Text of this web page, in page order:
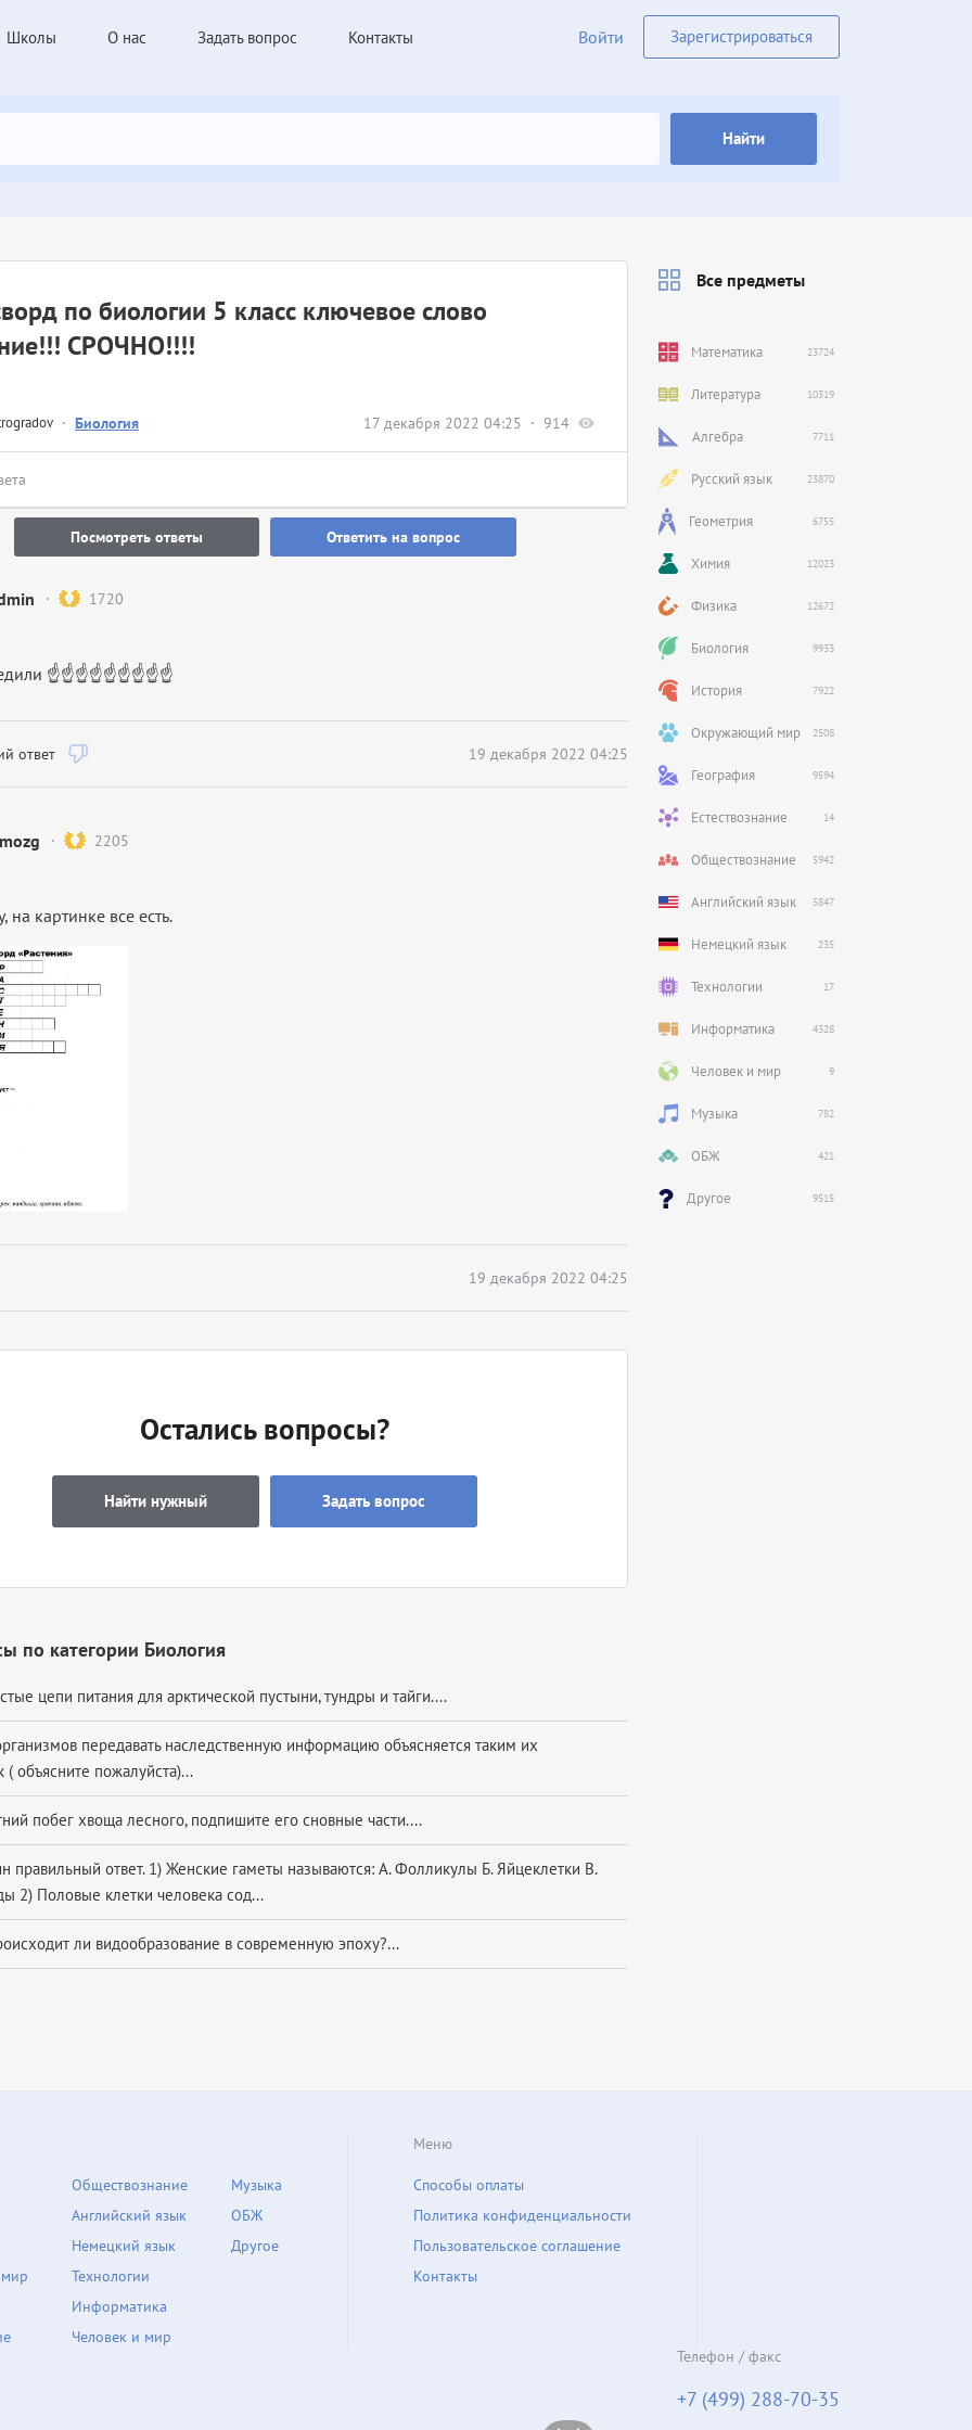
Школы О нас Задать вопрос Контакты Войти Зарегистрироваться
Найти
· Биология 17 декабря 2022 04:25 914
по биологии 5 класс ключевое слово
СРОЧНО!!!!
Посмотреть ответы Ответить на вопрос
1720
☝☝☝☝☝☝☝☝☝
ответ 19 декабря 2022 04:25
2205
на картинке все есть.
19 декабря 2022 04:25
Остались вопросы?
Найти нужный Задать вопрос
по категории Биология
цепи питания для арктической пустыни, тундры и тайги....
передавать наследственную информацию объясняется таким их
( объясните пожалуйста)...
побег хвоща лесного, подпишите его сновные части....
правильный ответ. 1) Женские гаметы называются: А. Фолликулы Б. Яйцеклетки В.
2) Половые клетки человека сод...
ли видообразование в современную эпоху?...
Все предметы
Математика 23724
Литература 10319
Алгебра 7711
Русский язык 23870
Геометрия 6755
Химия 12023
Физика 12672
Биология 9933
История 7922
Окружающий мир 2508
География 9594
Естествознание 14
Обществознание 5942
Английский язык 5847
Немецкий язык 235
Технологии 17
Информатика 4328
Человек и мир 9
Музыка 782
ОБЖ 421
Другое 9515
Обществознание
Английский язык
Немецкий язык
Технологии
Информатика
Человек и мир
Музыка
ОБЖ
Другое
Меню
Способы оплаты
Политика конфиденциальности
Пользовательское соглашение
Контакты
Телефон / факс
+7 (499) 288-70-35